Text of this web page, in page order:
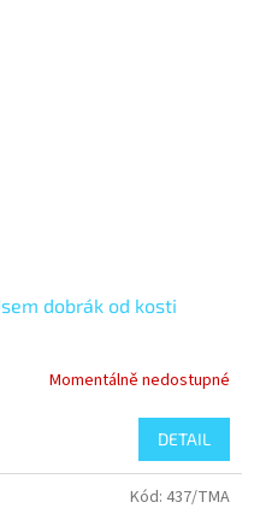
dobrák od kosti
Momentálně nedostupné
DETAIL
Kód: 437/TMA